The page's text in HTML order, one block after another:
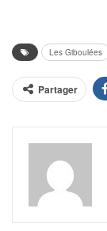
Les Giboulées
Partager